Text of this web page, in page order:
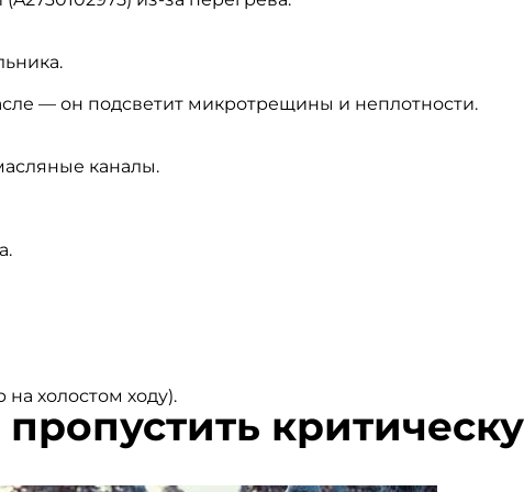
— он подсветит микротрещины и неплотности.
каналы.
холостом ходу).